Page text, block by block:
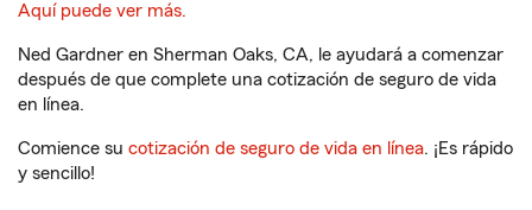
Aquí puede ver más.
Ned Gardner en Sherman Oaks, CA, le ayudará a comenzar
después de que complete una cotización de seguro de vida
en línea.
Comience su cotización de seguro de vida en línea. ¡Es rápido
y sencillo!